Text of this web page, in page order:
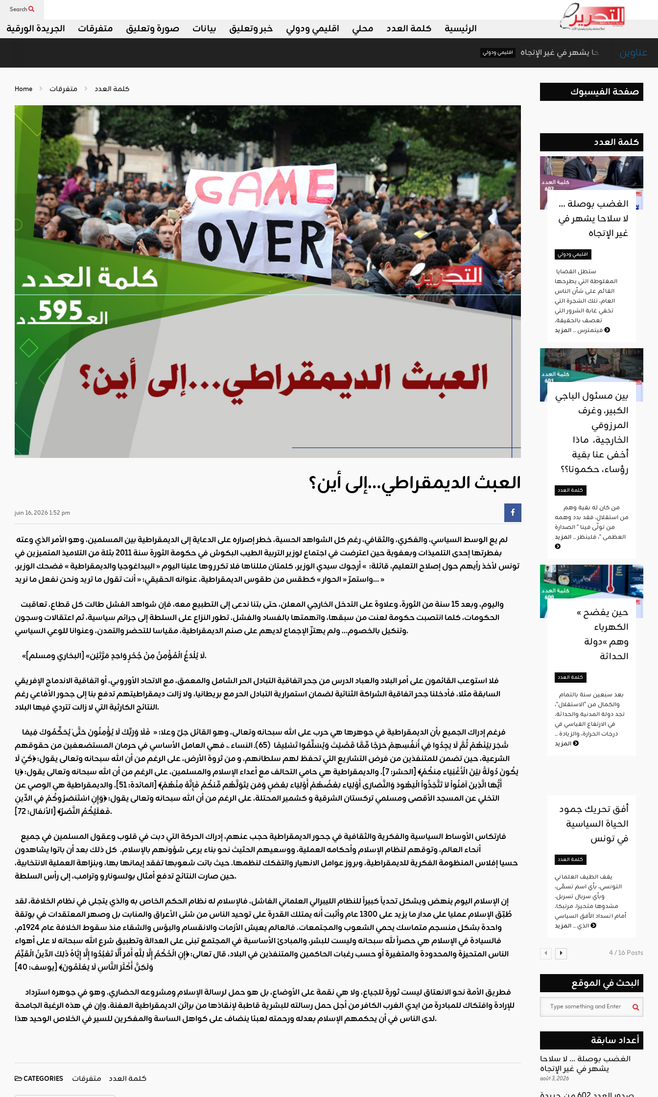
Search
الجريدة الورقية متفرقات صورة وتعليق بيانات خبر وتعليق اقليمي ودولي محلي كلمة العدد الرئيسية
عناوين
الغضب بوصلة … لا سلاحا يشهر في غير الإتجاه
Home كلمة العدد متفرقات
العبث الديمقراطي…إلى أين؟
juin 16, 2026 1:52 pm
بفطرتها إحدى التلميذات وبعفوية حين اعترضت في اجتماع لوزير التربيةالطيب
البكوش في حكومة الثورة سنة 2011 بثلة من التلاميذ المتميزين في
تونس لأخذ رأيهم حول إصلاح التعليم، قائلة: » أرجوك سيدي الوزير،كلمتان مللناها فلا تكرروها علينا اليوم « البيداغوجيا والديمقراطية » فضحك الوزير،
واستمرّ « الحوار » كطقس من طقوس الديمقراطية، عنوانه الحقيقي: « أنت تقول ما تريد ونحن نفعل ما نريد… »
الحكومات، كلما انتصبت حكومة لعنت من سبقها، واتهمتها بالفساد والفشل. تطور النزاع على السلطة إلى جرائم سياسية، ثم اعتقالات وسجون
وتنكيل بالخصوم… ولم يهتزّ الإجماع لديهم على صنم الديمقراطية، مقياسا للتحضر والتمدن، وعنوانا للوعي السياسي.
«
لَا يُلْدَغُ الْمُؤْمِنُ مِنْ جُحْرٍ وَاحِدٍ مَرَّتَيْن» [
البخاري ومسلم].
فلا استوعب القائمون على أمر البلاد والعباد الدرس من جحر اتفاقية التبادل الحر الشامل والمعمق، مع الاتحاد الأوروبي، أو اتفاقية الاندماج الإفريقي
السابقة مثلا، فأدخلنا جحر اتفاقية الشراكة الثنائية لضمان استمرارية التبادل الحر مع بريطانيا، ولا زالت ديمقراطيتهم تدفع بنا إلى جحور الأفاعي رغم
النتائج الكارثية التي لا زالت تتردي فيها البلاد.
فرغم إدراك الجميع بأن الديمقراطية في جوهرها هي حرب على الله سبحانه وتعالى، وهو القائل جلّ وعلا: « فَلَا وَرَبِّكَ لَا يُؤْمِنُونَ حَتَّىٰ يُحَكِّمُوكَ فِيمَا
شَجَرَ بَيْنَهُمْ ثُمَّ لَا يَجِدُوا فِي أَنفُسِهِمْ حَرَجًا مِّمَّا قَضَيْتَ وَيُسَلِّمُوا تَسْلِيمًا (65)
ـ النساء ـ، فهي العامل الأساسي في حرمان المستضعفين من حقوقهم
الشرعية، حين تضمن للمتنفذين من فرض التشاريع التي تحفظ لهم سلطانهم، و من ثروة الأرض، على الرغم من أن الله سبحانه وتعالى يقول: ﴿كَيْ لَا
يَكُونَ دُولَةً بَيْنَ الْأَغْنِيَاء مِنكُمْ﴾ [الحشر: 7]. والديمقراطية هي حامي التحالف مع أعداء الإسلام والمسلمين، على الرغم من أن الله سبحانه وتعالى يقول: ﴿يَا
أَيُّهَا الَّذِينَ آمَنُواْ لاَ تَتَّخِذُواْ الْيَهُودَ وَالنَّصَارَى أَوْلِيَاء بَعْضُهُمْ أَوْلِيَاء بَعْضٍ وَمَن يَتَوَلَّهُم مِّنكُمْ فَإِنَّهُ مِنْهُمْ﴾ [المائدة: 51]. والديمقراطية هي الوصي عن
التخلي عن المسجد الأقصى ومسلمي تركستان الشرقية و كشمير المحتلة، على الرغم من أن الله سبحانه وتعالى يقول: ﴿وَإِنِ اسْتَنصَرُوكُمْ فِي الدِّينِ
فَعَلَيْكُمُ النَّصْرُ﴾ [الأنفال: 72].
أنحاء العالم، وتوقهم لنظام الإسلام وأحكامه العملية، ووسعيهم الحثيث نحو بناء يرعى شؤونهم بالإسلام. كل ذلك بعد أن باتوا يشاهدون
حسيا إفلاس المنظومة الفكرية للديمقراطية، وبروز عوامل الانهيار والتفكك لنظمها. حيث باتت شعوبها تفقد إيمانها بها، وبنزاهة العملية الانتخابية،
حين صارت النتائج تدفع أمثال بولسونارو وترامب، إلى رأس السلطة.
إن الإسلام اليوم ينهض ويشكل تحدياً كبيراً للنظام الليبرالي العلماني الفاشل، فالإسلام له نظام الحكم الخاص به والذي يتجلى في نظام الخلافة، لقد
طُبّق الإسلام عمليا على مدار ما يزيد على 1300 عام وأثبت أنه يمتلك القدرة على توحيد الناس من شتى الأعراق والمنابت بل وصهر المعتقدات في بوتقة
واحدة بشكل منسجم متماسك يحمي الشعوب والمجتمعات. فالعالم يعيش الأزمات والانقسام والبؤس والشقاء منذ سقوط الخلافة عام 1924م،
فالسيادة في الإسلام هي حصراً لله سبحانه وليست للبشر، والمبادئ الأساسية في المجتمع تبنى على العدالة وتطبيق شرع الله سبحانه لا على أهواء
الناس المتحيزة والمحدودة والمتغيرة أو حسب رغبات الحاكمين والمتنفذين في البلاد، قال تعالى:﴿إِنِ الْحُكْمُ إِلَّا لِلَّهِ أَمَرَ أَلَّا تَعْبُدُوا إِلَّا إِيَّاهُ ذَلِكَ الدِّينُ الْقَيِّمُ
وَلَكِنَّ أَكْثَرَ النَّاسِ لَا يَعْلَمُونَ﴾[يوسف: 40
للإرادة وافتكاك للمبادرة من ايدي الغرب الكافر من أجل حمل رسالته للبشرية قاطبة لإنقاذها من براثن الديمقراطية العفنة. وإن في هذه الرغبة الجامحة
لدى الناس في أن يحكمهم الإسلام بعدله ورحمته لعبئا ينضاف على كواهل الساسة والمفكرين للسير في الخلاص الوحيد هذا.
CATEGORIES كلمة العدد متفرقات
صفحة الفيسبوك
كلمة العدد
الغضب بوصلة …
لا سلاحا يشهر في
غير الإتجاه
اقليمي ودولي
المغلوطة التي يطرحها
القائم على شأن الناس
العام، تلك الشجرة التي
تخفي غابة الشرور التي
تعصف بالحقيقة،
فيتمترس ...المزيد
بين مسئول الباجي
الكبير، وغرف
المرزوقي
الخارجية، ماذا
أخفى عنا بقية
رؤساء، حكمونا؟؟
كلمة العدد
من استقلال، فقد بدد وهمه
من تولّى فينا " الصدارة
العظمى "، فلينظر ...المزيد
« حين يفضح
الكهرباء
وهم »دولة
الحداثة
كلمة العدد
والكمال من "الاستقلال"،
تجد دولة المدنية والحداثة،
في الارتفاع القياسي في
درجات الحرارة، والزيادة ...
المزيد
أفق تحريك جمود
الحياة السياسية
في تونس
كلمة العدد
يقف الطيف العلماني
التونسي، بأي اسم تسمّى،
وبأي سربال تسربل،
مشدوها متحيرا، مرتبكا،
أمام انسداد الأفق السياسي
الذي ...المزيد
4 / 16 Posts
البحث في الموقع
أعداد سابقة
الغضب بوصلة … لا سلاحا
يشهر في غير الإتجاه
août 3, 2026